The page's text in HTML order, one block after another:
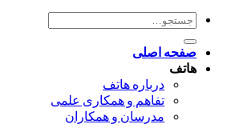
جستجو
برای:
صفحه اصلی
هاتف
درباره هاتف
تفاهم و همکاری علمی
مدرسان و همکاران